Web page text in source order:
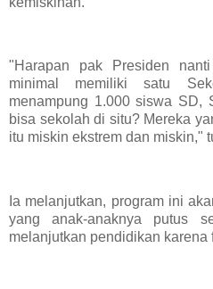
"Harapan pak Presiden
minimal memiliki satu
menampung 1.000 siswa SD,
bisa sekolah di situ? Mereka
itu miskin ekstrem dan miskin,"
Ia melanjutkan, program ini
yang anak-anaknya putus
melanjutkan pendidikan karena